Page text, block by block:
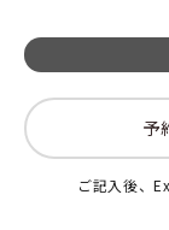
予
ご記入後、